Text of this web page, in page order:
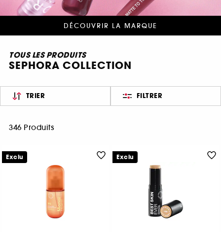
DÉCOUVRIR LA MARQUE
TOUS LES PRODUITS
SEPHORA COLLECTION
TRIER FILTRER
346 Produits
Exclu Exclu